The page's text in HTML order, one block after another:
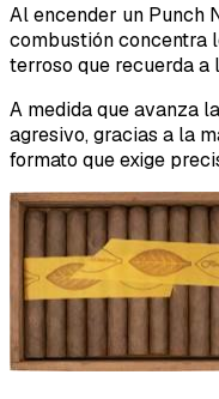
Al encender un Punch
combustión concentra
terroso que recuerda a
A medida que avanza
agresivo, gracias a la
formato que exige